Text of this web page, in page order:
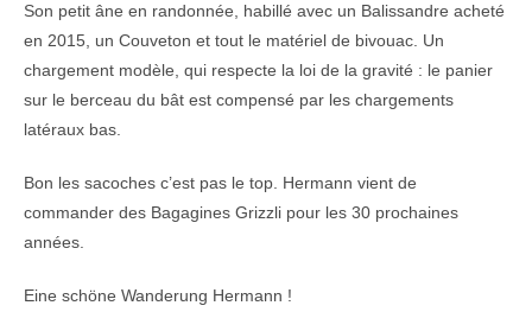
Son petit âne en randonnée, habillé avec un Balissandre acheté
en 2015, un Couveton et tout le matériel de bivouac. Un
chargement modèle, qui respecte la loi de la gravité : le panier
sur le berceau du bât est compensé par les chargements
latéraux bas.
Bon les sacoches c’est pas le top. Hermann vient de
commander des Bagagines Grizzli pour les 30 prochaines
années.
Eine schöne Wanderung Hermann !